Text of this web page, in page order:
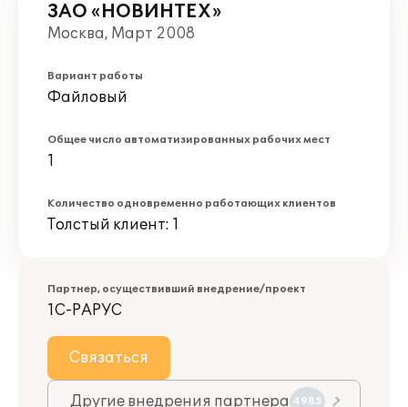
ЗАО «НОВИНТЕХ»
Москва, Март 2008
Вариант работы
Файловый
Общее число автоматизированных рабочих мест
1
Количество одновременно работающих клиентов
Толстый клиент: 1
Партнер, осуществивший внедрение/проект
1С-РАРУС
Связаться
Другие внедрения партнера 4985